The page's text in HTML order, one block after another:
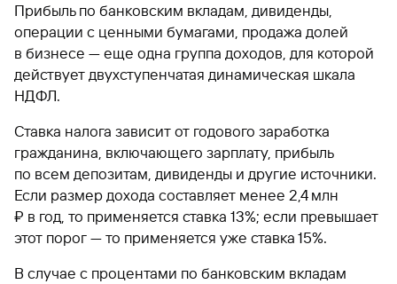
Прибыль по банковским вкладам, дивиденды,
операции с ценными бумагами, продажа долей
в бизнесе — еще одна группа доходов, для которой
действует двухступенчатая динамическая шкала
НДФЛ.
Ставка налога зависит от годового заработка
гражданина, включающего зарплату, прибыль
по всем депозитам, дивиденды и другие источники.
Если размер дохода составляет менее 2,4 млн
₽ в год, то применяется ставка 13%; если превышает
этот порог — то применяется уже ставка 15%.
В случае с процентами по банковским вкладам